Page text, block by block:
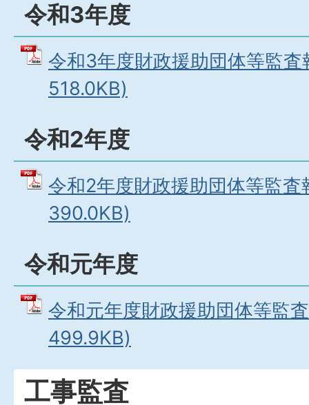
令和3年度
令和3年度財政援助団体等監
518.0KB)
令和2年度
令和2年度財政援助団体等監
390.0KB)
令和元年度
令和元年度財政援助団体等監
499.9KB)
工事監査